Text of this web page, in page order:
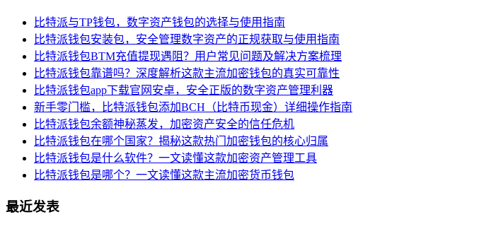
比特派与TP钱包，数字资产钱包的选择与使用指南
比特派钱包安装包，安全管理数字资产的正规获取与使用指南
比特派钱包BTM充值提现遇阻？用户常见问题及解决方案梳理
比特派钱包靠谱吗？深度解析这款主流加密钱包的真实可靠性
比特派钱包app下载官网安卓，安全正版的数字资产管理利器
新手零门槛，比特派钱包添加BCH（比特币现金）详细操作指南
比特派钱包余额神秘蒸发，加密资产安全的信任危机
比特派钱包在哪个国家？揭秘这款热门加密钱包的核心归属
比特派钱包是什么软件？一文读懂这款加密资产管理工具
比特派钱包是哪个？一文读懂这款主流加密货币钱包
最近发表